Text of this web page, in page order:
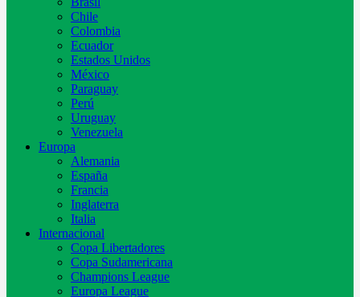
Chile
Colombia
Ecuador
Estados Unidos
México
Paraguay
Perú
Uruguay
Venezuela
Europa
Alemania
España
Francia
Inglaterra
Italia
Internacional
Copa Libertadores
Copa Sudamericana
Champions League
Europa League